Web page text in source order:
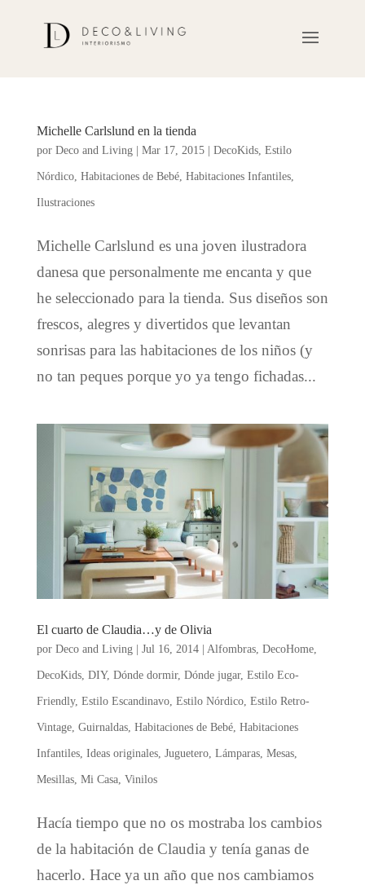
Michelle Carlslund en la tienda
por Deco and Living| Mar 17, 2015| DecoKids, Estilo
Nórdico, Habitaciones de Bebé, Habitaciones Infantiles,
Ilustraciones
Michelle Carlslund es una joven ilustradora
danesa que personalmente me encanta y que
he seleccionado para la tienda. Sus diseños son
frescos, alegres y divertidos que levantan
sonrisas para las habitaciones de los niños (y
no tan peques porque yo ya tengo fichadas...
El cuarto de Claudia…y de Olivia
por Deco and Living| Jul 16, 2014| Alfombras, DecoHome,
DecoKids, DIY, Dónde dormir, Dónde jugar, Estilo Eco-
Friendly, Estilo Escandinavo, Estilo Nórdico, Estilo Retro-
Vintage, Guirnaldas, Habitaciones de Bebé, Habitaciones
Infantiles, Ideas originales, Juguetero, Lámparas, Mesas,
Mesillas, Mi Casa, Vinilos
Hacía tiempo que no os mostraba los cambios
de la habitación de Claudia y tenía ganas de
hacerlo. Hace ya un año que nos cambiamos